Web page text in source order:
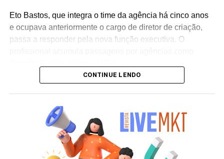
Eto Bastos, que integra o time da agência há cinco anos
e ocupava anteriormente o cargo de diretor de criação,
passa a responder pela nova função executiva. O
Já Marcelo Fiuza retorna à Cheil Brasil para assumir o
casa entre 2023 e 2025. Em sua trajetória corporativa,
Fiuza reúne experiência em operações publicitárias como
Mutato, Publicis Brasil, DPZ e Neogama/BBH.
“Eto e Marcelo têm expertises distintas e
CONTINUE LENDO